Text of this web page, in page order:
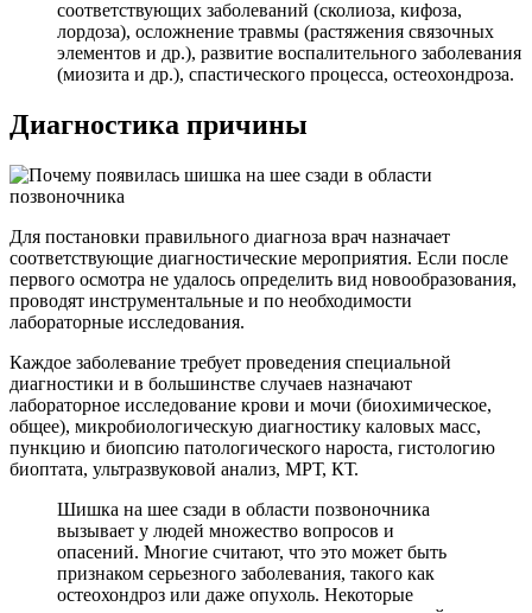
соответствующих заболеваний (сколиоза, кифоза,
лордоза), осложнение травмы (растяжения связочных
элементов и др.), развитие воспалительного заболевания
(миозита и др.), спастического процесса, остеохондроза.
Диагностика причины
Для постановки правильного диагноза врач назначает
соответствующие диагностические мероприятия. Если после
первого осмотра не удалось определить вид новообразования,
проводят инструментальные и по необходимости
лабораторные исследования.
Каждое заболевание требует проведения специальной
диагностики и в большинстве случаев назначают
лабораторное исследование крови и мочи (биохимическое,
общее), микробиологическую диагностику каловых масс,
пункцию и биопсию патологического нароста, гистологию
биоптата, ультразвуковой анализ, МРТ, КТ.
Шишка на шее сзади в области позвоночника
вызывает у людей множество вопросов и
опасений. Многие считают, что это может быть
признаком серьезного заболевания, такого как
остеохондроз или даже опухоль. Некоторые